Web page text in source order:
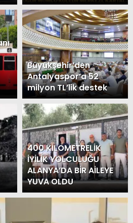
Büyükşehir’den
Antalyaspor’a 52
milyon TL’lik destek
400 KİLOMETRELİK
İYİLİK YOLCULUĞU
ALANYA’DA BİR AİLEYE
YUVA OLDU